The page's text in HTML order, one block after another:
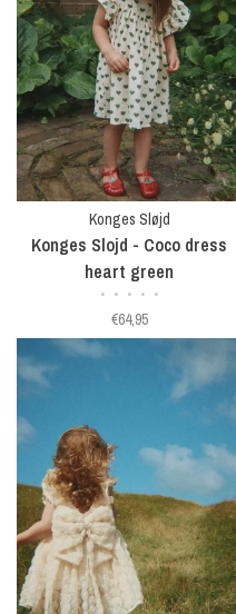
Konges Sløjd
Konges Slojd - Coco dress
heart green
• • • • •
€64,95